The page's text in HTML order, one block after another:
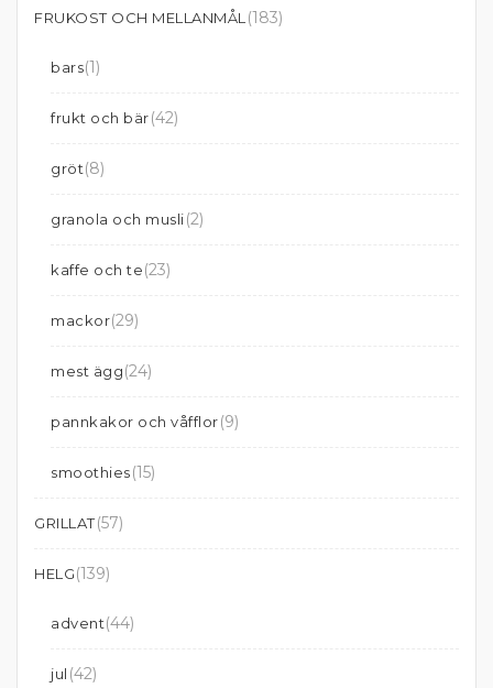
FRUKOST OCH MELLANMÅL (183)
bars(1)
frukt och bär(42)
gröt(8)
granola och musli(2)
kaffe och te(23)
mackor(29)
mest ägg(24)
pannkakor och våfflor(9)
smoothies(15)
GRILLAT(57)
HELG(139)
advent(44)
jul (42)